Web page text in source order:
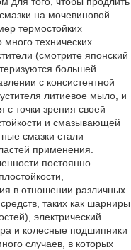
на мочевиновой
термостойких
технических
(смотрите японский
большей
с консистентной
литиевое мыло, и
точки зрения своей
и смазывающей
смазки стали
применения.
постоянно
в отношении различных
таких как шарниры
электрический
и колесные подшипники
случаев, в которых